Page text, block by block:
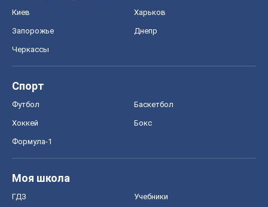
Киев Харьков
Запорожье Днепр
Черкассы
Спорт
Футбол Баскетбол
Хоккей Бокс
Формула-1
Моя школа
ГДЗ Учебники